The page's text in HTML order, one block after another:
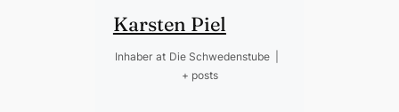
Karsten Piel
Inhaber at Die Schwedenstube
+ posts